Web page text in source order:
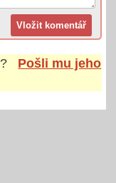
?
Pošli mu jeho